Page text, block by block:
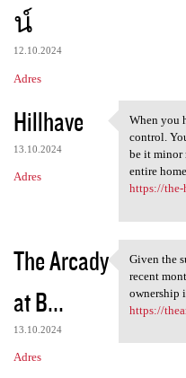
น์
12.10.2024
Adres
Hillhave
13.10.2024
Adres
When
When you
control.
be it minor
entire home
https://the-
The Arcady
at B...
13.10.2024
Adres
Given
Given the
recent
ownership
https://